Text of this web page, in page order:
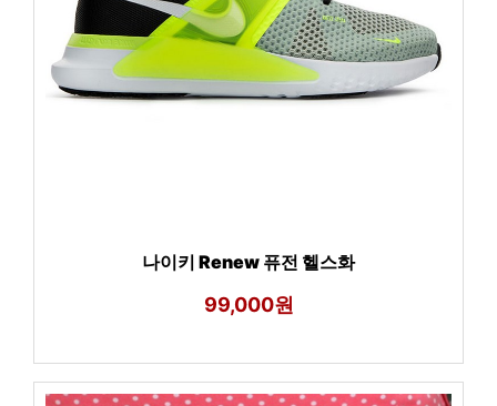
나이키 Renew 퓨전 헬스화
99,000원